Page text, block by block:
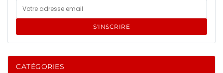
S'INSCRIRE
CATÉGORIES